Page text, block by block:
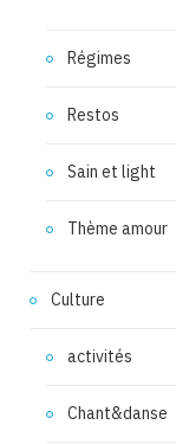
Régimes
Restos
Sain et light
Thème amour
Culture
activités
Chant&danse